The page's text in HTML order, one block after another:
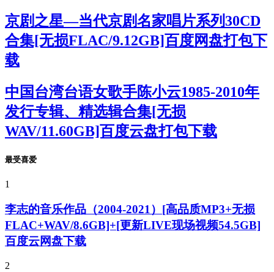
京剧之星—当代京剧名家唱片系列30CD
合集[无损FLAC/9.12GB]百度网盘打包下
载
中国台湾台语女歌手陈小云1985-2010年
发行专辑、精选辑合集[无损
WAV/11.60GB]百度云盘打包下载
最受喜爱
1
李志的音乐作品（2004-2021）[高品质MP3+无损
FLAC+WAV/8.6GB]+[更新LIVE现场视频54.5GB]
百度云网盘下载
2